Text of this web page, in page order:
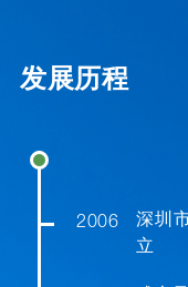
发展历程
2006
深圳
立